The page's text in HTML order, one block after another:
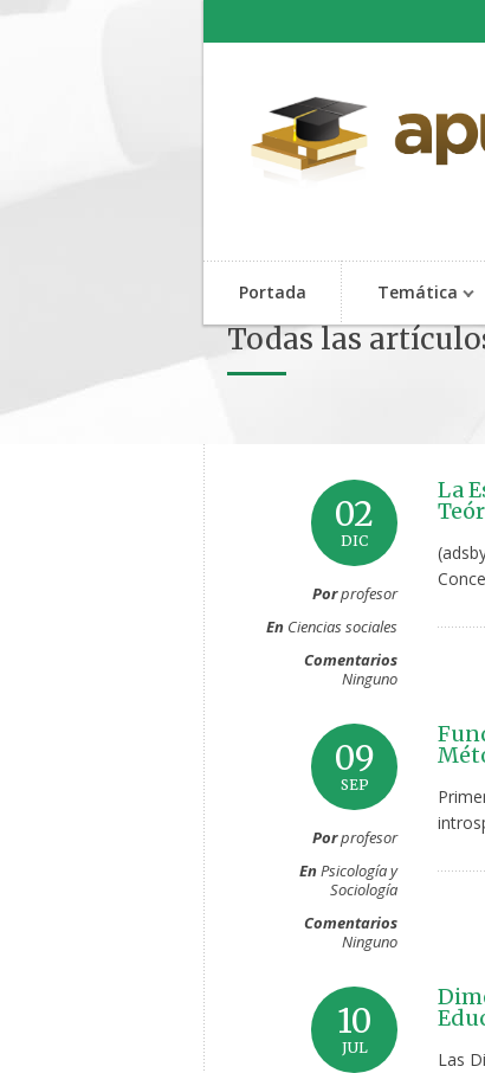
Portada Temática
Todas las
02
DIC
Porprofesor
En Ciencias sociales
Comentarios
Ninguno
La
09
SEP
Porprofesor
EnPsicología y
Sociología
Comentarios
Ninguno
10
JUL
Las